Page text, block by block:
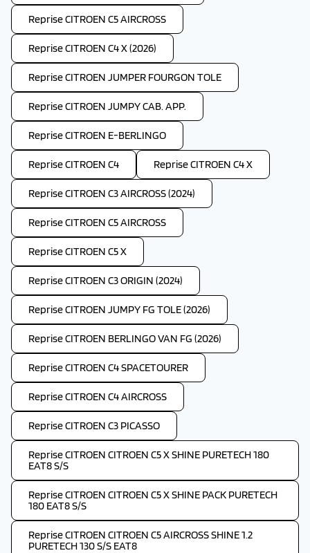
Reprise CITROEN C5 AIRCROSS
Reprise CITROEN C4 X (2026)
Reprise CITROEN JUMPER FOURGON TOLE
Reprise CITROEN JUMPY CAB. APP.
Reprise CITROEN E-BERLINGO
Reprise CITROEN C4 Reprise CITROEN C4 X
Reprise CITROEN C3 AIRCROSS (2024)
Reprise CITROEN C5 AIRCROSS
Reprise CITROEN C5 X
Reprise CITROEN C3 ORIGIN (2024)
Reprise CITROEN JUMPY FG TOLE (2026)
Reprise CITROEN BERLINGO VAN FG (2026)
Reprise CITROEN C4 SPACETOURER
Reprise CITROEN C4 AIRCROSS
Reprise CITROEN C3 PICASSO
Reprise CITROEN CITROEN C5 X SHINE PURETECH 180
EAT8 S/S
Reprise CITROEN CITROEN C5 X SHINE PACK PURETECH
180 EAT8 S/S
Reprise CITROEN CITROEN C5 AIRCROSS SHINE 1.2
PURETECH 130 S/S EAT8